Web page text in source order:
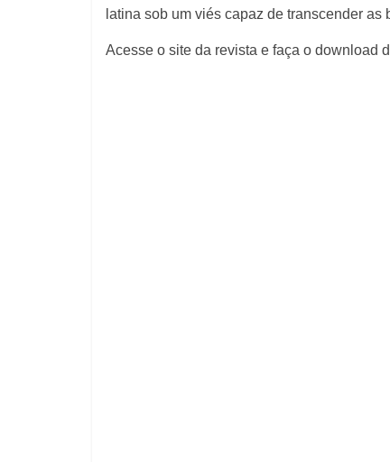
latina sob um viés capaz de transcender as
Acesse o site da revista e faça o download